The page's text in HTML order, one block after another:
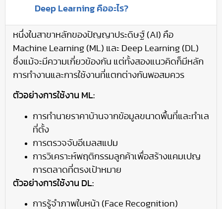
Deep Learning คืออะไร?
หนึ่งในสาขาหลักของปัญญาประดิษฐ์ (AI) คือ
Machine Learning (ML) และ Deep Learning (DL)
ซึ่งแม้จะมีความเกี่ยวข้องกัน แต่ทั้งสองแนวคิดก็มีหลัก
การทำงานและการใช้งานที่แตกต่างกันพอสมควร
ตัวอย่างการใช้งาน ML:
การทำนายราคาบ้านจากข้อมูลขนาดพื้นที่และทำเล
ที่ตั้ง
การตรวจจับอีเมลสแปม
การวิเคราะห์พฤติกรรมลูกค้าเพื่อสร้างแคมเปญ
การตลาดที่ตรงเป้าหมาย
ตัวอย่างการใช้งาน DL:
การรู้จำภาพใบหน้า (Face Recognition)